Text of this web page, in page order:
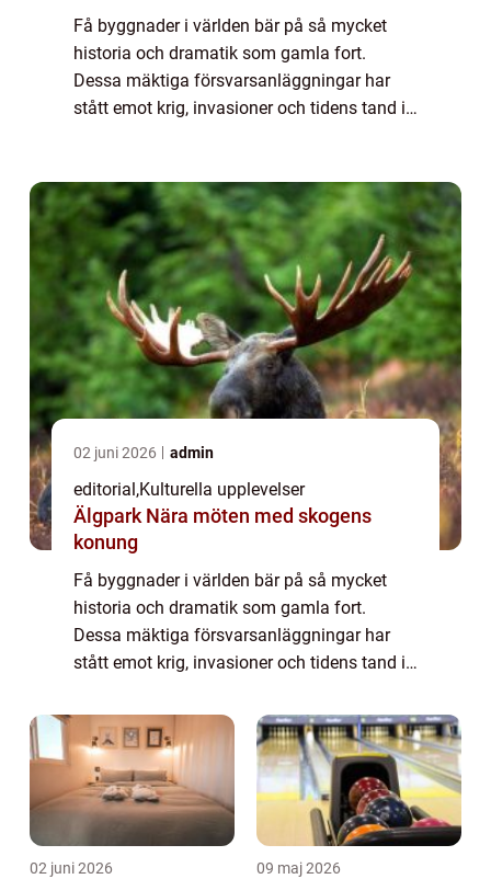
Få byggnader i världen bär på så mycket
historia och dramatik som gamla fort.
Dessa mäktiga försvarsanläggningar har
stått emot krig, invasioner och tidens tand i
02 juni 2026 admin
editorial,Kulturella upplevelser
Älgpark Nära möten med skogens
konung
Få byggnader i världen bär på så mycket
historia och dramatik som gamla fort.
Dessa mäktiga försvarsanläggningar har
stått emot krig, invasioner och tidens tand i
02 juni 2026 09 maj 2026